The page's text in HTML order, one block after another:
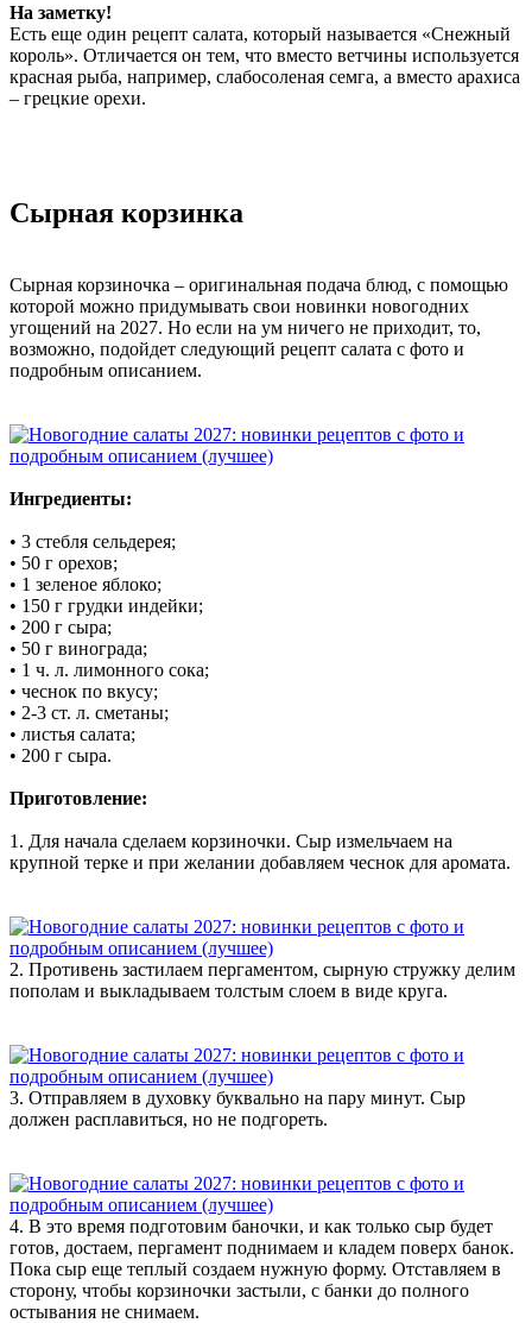
На заметку!
Есть еще один рецепт салата, который называется «Снежный
король». Отличается он тем, что вместо ветчины используется
красная рыба, например, слабосоленая семга, а вместо арахиса
– грецкие орехи.
Сырная корзинка
Сырная корзиночка – оригинальная подача блюд, с помощью
которой можно придумывать свои новинки новогодних
угощений на 2027. Но если на ум ничего не приходит, то,
возможно, подойдет следующий рецепт салата с фото и
подробным описанием.
Ингредиенты:
• 3 стебля сельдерея;
• 50 г орехов;
• 1 зеленое яблоко;
• 150 г грудки индейки;
• 200 г сыра;
• 50 г винограда;
• 1 ч. л. лимонного сока;
• чеснок по вкусу;
• 2-3 ст. л. сметаны;
• листья салата;
• 200 г сыра.
Приготовление:
1. Для начала сделаем корзиночки. Сыр измельчаем на
крупной терке и при желании добавляем чеснок для аромата.
2. Противень застилаем пергаментом, сырную стружку делим
пополам и выкладываем толстым слоем в виде круга.
3. Отправляем в духовку буквально на пару минут. Сыр
должен расплавиться, но не подгореть.
4. В это время подготовим баночки, и как только сыр будет
готов, достаем, пергамент поднимаем и кладем поверх банок.
Пока сыр еще теплый создаем нужную форму. Отставляем в
сторону, чтобы корзиночки застыли, с банки до полного
остывания не снимаем.